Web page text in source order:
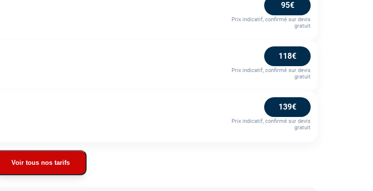
95€
Prix indicatif, confirmé sur devis
gratuit
118€
Prix indicatif, confirmé sur devis
gratuit
139€
Prix indicatif, confirmé sur devis
gratuit
Voir tous nos tarifs